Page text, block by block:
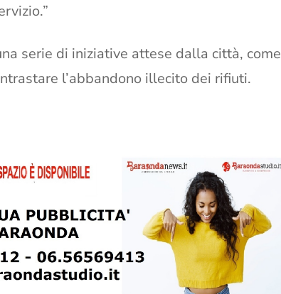
serie di iniziative attese dalla città, come
l’abbandono illecito dei rifiuti.